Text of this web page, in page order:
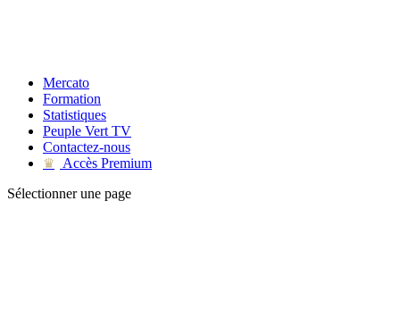
Mercato
Formation
Statistiques
Peuple Vert TV
Contactez-nous
♛
Accès Premium
Sélectionner une page